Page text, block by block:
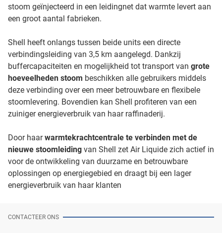
stoom geïnjecteerd in een leidingnet dat warmte levert aan
een groot aantal fabrieken.
Shell heeft onlangs tussen beide units een directe
verbindingsleiding van 3,5 km aangelegd. Dankzij
buffercapaciteiten en mogelijkheid tot transport van grote
hoeveelheden stoom beschikken alle gebruikers middels
deze verbinding over een meer betrouwbare en flexibele
stoomlevering. Bovendien kan Shell profiteren van een
zuiniger energieverbruik van haar raffinaderij.
Door haarwarmtekrachtcentrale te verbinden met de
nieuwe stoomleiding van Shell zet Air Liquide zich actief in
voor de ontwikkeling van duurzame en betrouwbare
oplossingen op energiegebied en draagt bij een lager
energieverbruik van haar klanten
CONTACTEER ONS